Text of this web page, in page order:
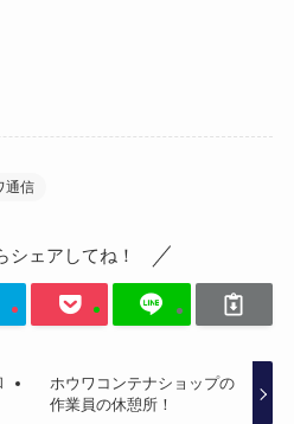
通信
シェアしてね！
ホウワコンテナショップの
作業員の休憩所！